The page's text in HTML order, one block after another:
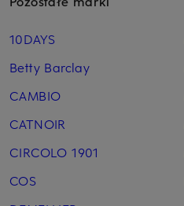
10DAYS
Betty Barclay
CAMBIO
CATNOIR
CIRCOLO 1901
COS